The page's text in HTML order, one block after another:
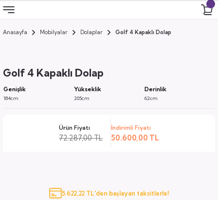
Geri Dön
Geri Dön
Geri Dön
Geri Dön
Anasayfa Mobilyalar Dolaplar Golf 4 Kapaklı Dolap
Golf 4 Kapaklı Dolap
Genişlik Yükseklik Derinlik
184cm 205cm 62cm
Ürün Fiyatı
72.287,00 TL
İndirimli Fiyatı
50.600,00 TL
5.622,22 TL'den başlayan taksitlerle!